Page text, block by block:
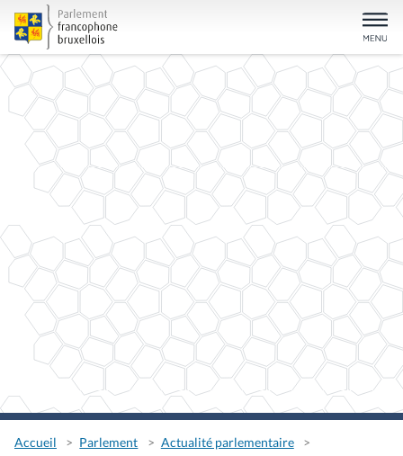
Accueil Parlement
Actualité parlementaire